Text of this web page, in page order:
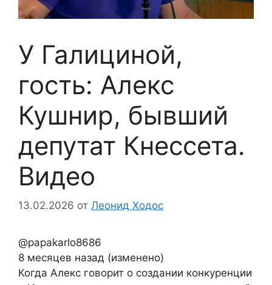
У Галициной,
гость: Алекс
Кушнир, бывший
депутат Кнессета.
Видео
13.02.2026 от Леонид Ходос
@papakarlo8686
8 месяцев назад (изменено)
Когда Алекс говорит о создании конкуренции